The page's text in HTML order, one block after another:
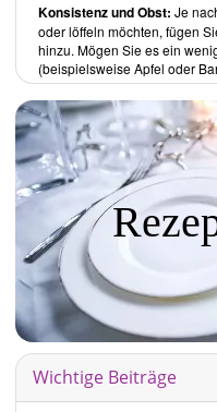
Blog-Besprechung vom 13ten
Weissenborn
Konsistenz und Obst: Je
oder löffeln möchten, fügen
hinzu. Mögen Sie es ein
(beispielsweise Apfel oder
Wichtige Beiträge